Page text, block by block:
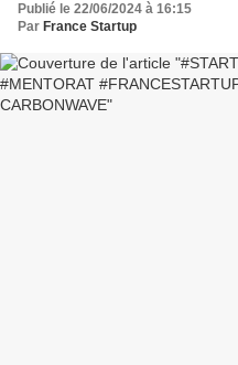
Publié le 22/06/2024 à 16:15
Par France Startup